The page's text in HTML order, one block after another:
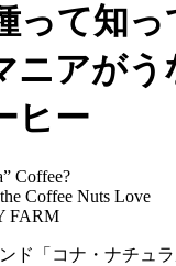
って知っ
ニアがう
ヒー
Coffee?
Coffee Nuts Love
FARM
ド「コナ・ナチュ